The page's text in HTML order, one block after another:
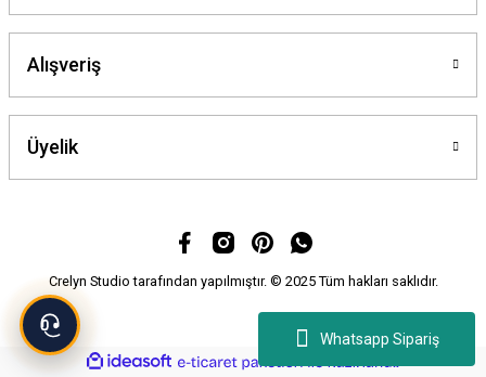
Whatsapp Sipariş
Alışveriş
Üyelik
Crelyn Studio tarafından yapılmıştır. © 2025 Tüm hakları saklıdır.
ideasoft